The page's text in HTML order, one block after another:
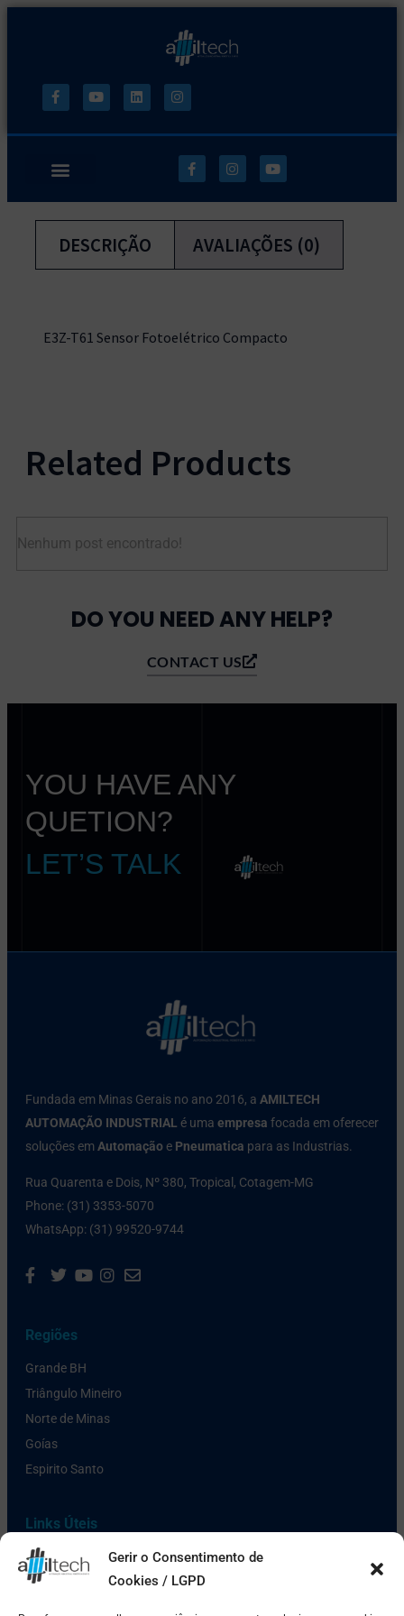
Gerir o Consentimento de
Cookies / LGPD
DESCRIÇÃO AVALIAÇÕES (0)
E3Z-T61 Sensor Fotoelétrico Compacto
Related Products
Nenhum post encontrado!
DO YOU NEED ANY HELP?
CONTACT US
YOU HAVE ANY
QUETION?
LET’S TALK
Fundada em Minas Gerais no ano 2016, a AMILTECH
AUTOMAÇÃO INDUSTRIAL é uma empresa focada em oferecer
soluções em Automação e Pneumatica para as Industrias.
Rua Quarenta e Dois, Nº 380, Tropical, Cotagem-MG
Phone: (31) 3353-5070
WhatsApp: (31) 99520-9744
Regiões
Grande BH
Triângulo Mineiro
Norte de Minas
Goías
Espirito Santo
Links Úteis
Política de Privacidade
Pagamento e Entrega